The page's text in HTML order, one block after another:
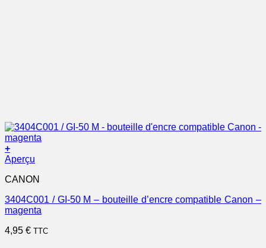
+
Aperçu
CANON
3404C001 / GI-50 M – bouteille d’encre compatible Canon –
magenta
4,95 € TTC